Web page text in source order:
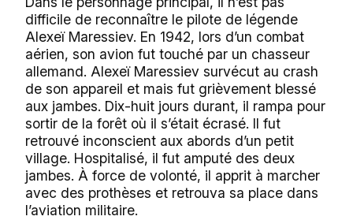
difficile de reconnaître le pilote de légende
Alexeï Maressiev. En 1942, lors d’un combat
aérien, son avion fut touché par un chasseur
allemand. Alexeï Maressiev survécut au crash
de son appareil et mais fut grièvement blessé
aux jambes. Dix-huit jours durant, il rampa pour
sortir de la forêt où il s’était écrasé. Il fut
retrouvé inconscient aux abords d’un petit
village. Hospitalisé, il fut amputé des deux
jambes. À force de volonté, il apprit à marcher
avec des prothèses et retrouva sa place dans
l’aviation militaire.